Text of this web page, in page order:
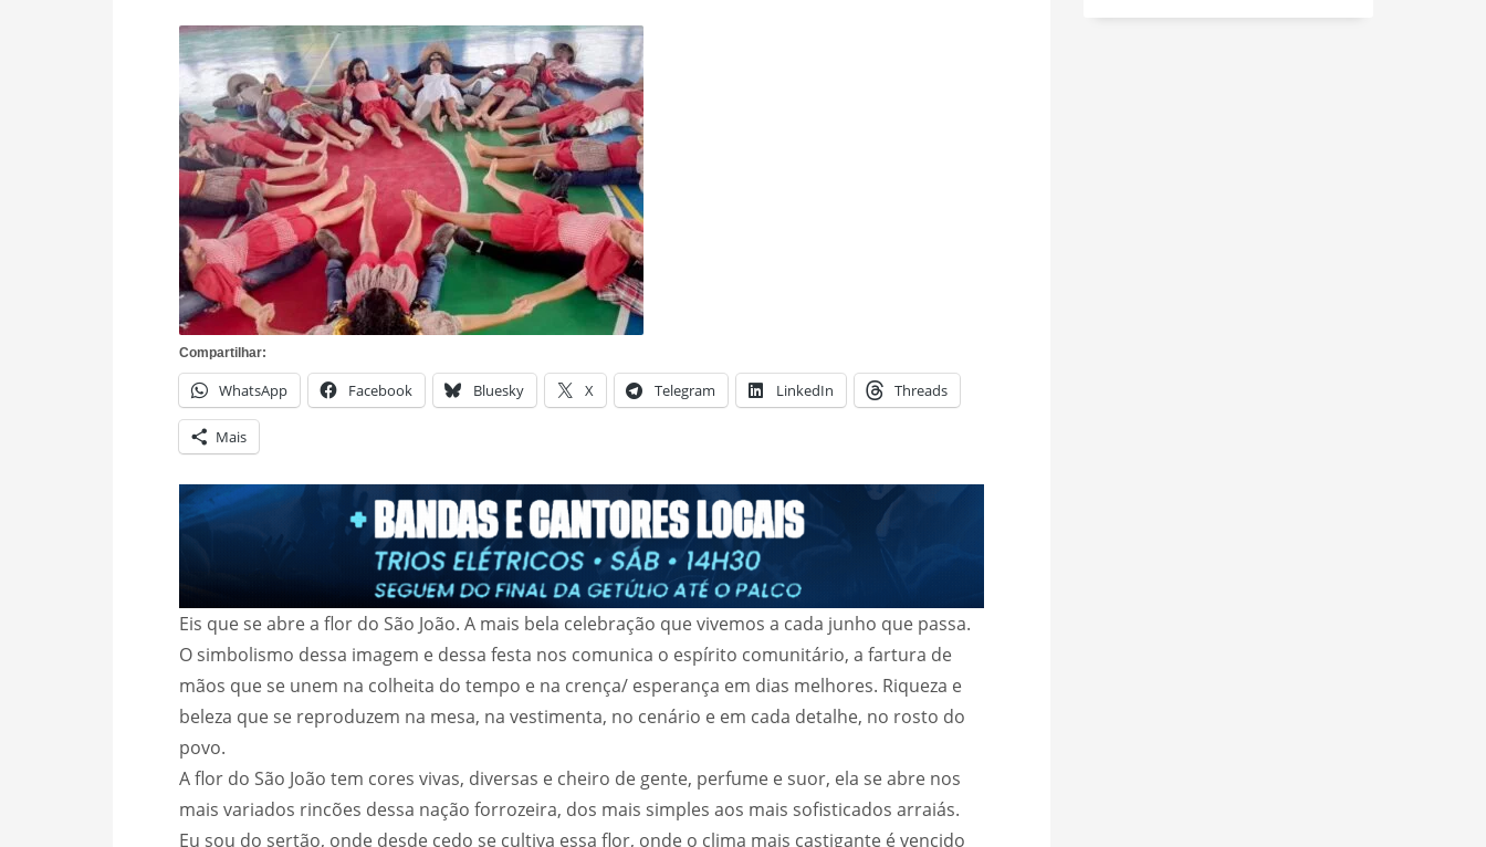
Compartilhar:
WhatsApp Facebook Bluesky X Telegram LinkedIn Threads
Mais
Eis que se abre a flor do São João. A mais bela celebração que vivemos a cada junho que passa.
O simbolismo dessa imagem e dessa festa nos comunica o espírito comunitário, a fartura de
mãos que se unem na colheita do tempo e na crença/ esperança em dias melhores. Riqueza e
beleza que se reproduzem na mesa, na vestimenta, no cenário e em cada detalhe, no rosto do
povo.
A flor do São João tem cores vivas, diversas e cheiro de gente, perfume e suor, ela se abre nos
mais variados rincões dessa nação forrozeira, dos mais simples aos mais sofisticados arraiás.
Eu sou do sertão, onde desde cedo se cultiva essa flor, onde o clima mais castigante é vencido